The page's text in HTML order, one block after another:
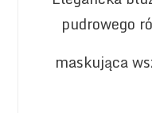
pudrowego
maskująca